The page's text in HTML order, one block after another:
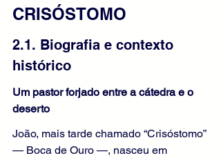
CRISÓSTOMO
2.1. Biografia e contexto
histórico
Um pastor forjado entre a cátedra e o
deserto
João, mais tarde chamado “Crisóstomo”
— Boca de Ouro —, nasceu em